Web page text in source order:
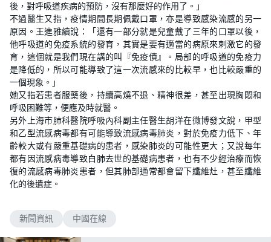
後，對呼吸道疾病的預防，沒有那麼好的作用了。」
不過醫生又指，疫情期間長期佩戴口罩，亦是導致感染流感的另一
原因。王進雅續說：「還有一部分就是兒童戴了三年的口罩以後，
他呼吸道的免疫系統的發育，其實是要有適當的病原來刺激它的發
育，這個就是我們現在講的叫『免疫債』。局部的呼吸道的免疫力
是降低的，所以可能導致了這一次流感來的比較早，也比較嚴重的
一個現象。」
她又指若患者服藥後，持續高燒不退、精神很差，甚至出現胸悶和
呼吸困難等，便應及時就醫。
另外上海市肺科醫院呼吸內科副主任醫生胡洋在微博發文說，甲型
和乙型流感病毒都有可能導致流感病毒肺炎，對於免疫力低下、年
齡較大或有嚴重基礎病的患者，感染肺炎的可能性更大；又說每年
都有因流感病毒導致白肺去世的基礎病患者，也有不少經治療而恢
復的流感病毒肺炎患者，但其肺部通常都會留下纖維灶，甚至纖維
化的後遺症。
新聞資訊 中國在線